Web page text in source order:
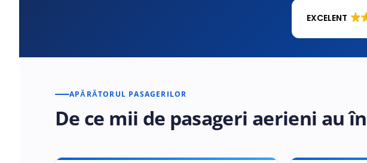
EXCELENT
APĂRĂTORUL PASAGERILOR
De ce mii de pasageri aerieni au